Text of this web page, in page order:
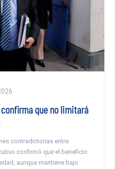
que no limitará
contradictorias entre
confirmó que el beneficio
aunque mantiene bajo